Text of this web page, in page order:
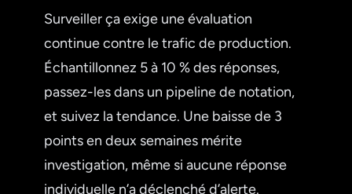
Surveiller ça exige une évaluation
continue contre le trafic de production.
Échantillonnez 5 à 10 % des réponses,
passez-les dans un pipeline de notation,
et suivez la tendance. Une baisse de 3
points en deux semaines mérite
investigation, même si aucune réponse
individuelle n’a déclenché d’alerte.